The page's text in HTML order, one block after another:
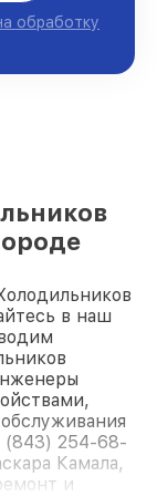
обработку
в наш
(843) 254-68-
Камала,
и